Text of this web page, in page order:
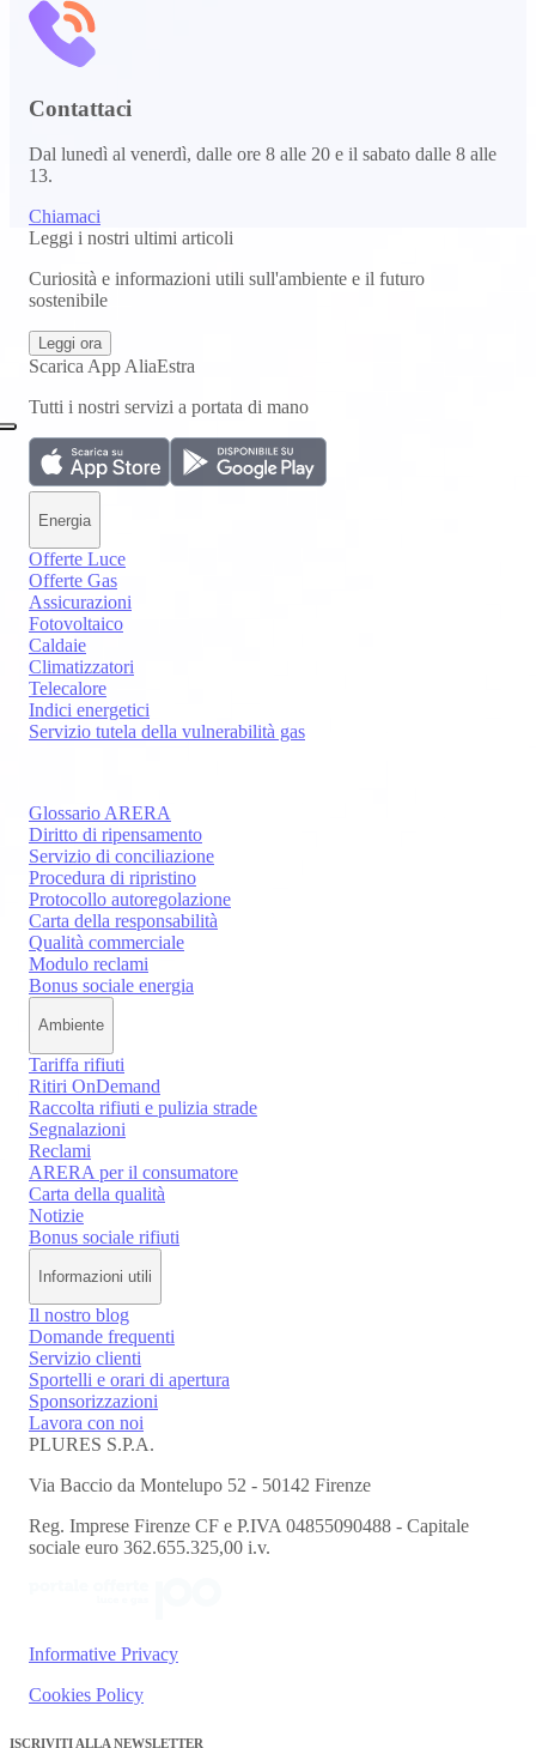
Contattaci
Dal lunedì al venerdì, dalle ore 8 alle 20 e il sabato dalle 8 alle
13.
Chiamaci
Leggi i nostri ultimi articoli
Curiosità e informazioni utili sull'ambiente e il futuro
sostenibile
Leggi ora
Scarica App AliaEstra
Tutti i nostri servizi a portata di mano
Energia
Offerte Luce
Offerte Gas
Assicurazioni
Fotovoltaico
Caldaie
Climatizzatori
Telecalore
Indici energetici
Servizio tutela della vulnerabilità gas
Glossario ARERA
Diritto di ripensamento
Servizio di conciliazione
Procedura di ripristino
Protocollo autoregolazione
Carta della responsabilità
Qualità commerciale
Modulo reclami
Bonus sociale energia
Ambiente
Tariffa rifiuti
Ritiri OnDemand
Raccolta rifiuti e pulizia strade
Segnalazioni
Reclami
ARERA per il consumatore
Carta della qualità
Notizie
Bonus sociale rifiuti
Informazioni utili
Il nostro blog
Domande frequenti
Servizio clienti
Sportelli e orari di apertura
Sponsorizzazioni
Lavora con noi
PLURES S.P.A.
Via Baccio da Montelupo 52 - 50142 Firenze
Reg. Imprese Firenze CF e P.IVA 04855090488 - Capitale
sociale euro 362.655.325,00 i.v.
Informative Privacy
Cookies Policy
ISCRIVITI ALLA NEWSLETTER